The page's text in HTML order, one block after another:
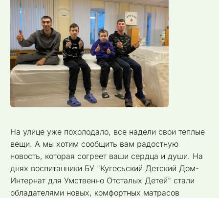
На улице уже похолодало, все надели свои теплые
вещи. А мы хотим сообщить вам радостную
новость, которая согреет ваши сердца и души. На
днях воспитанники БУ "Кугесьский Детский Дом-
Интернат для Умственно Отсталых Детей" стали
обладателями новых, комфортных матрасов